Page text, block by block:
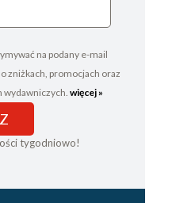
na podany e-mail
zniżkach, promocjach oraz
wydawniczych. więcej »
tygodniowo!